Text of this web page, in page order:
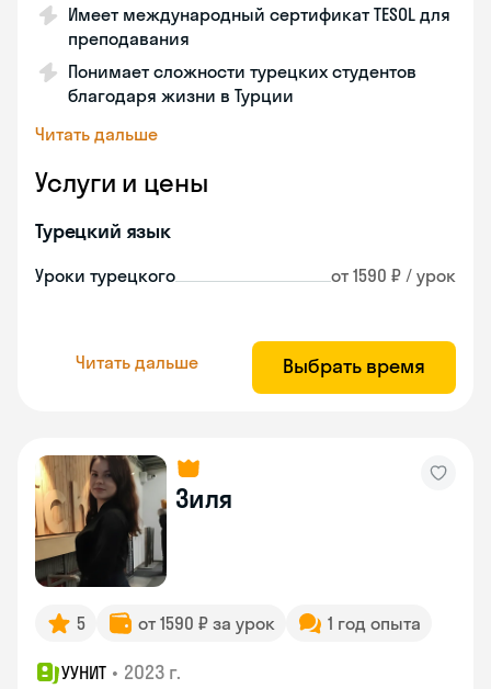
Имеет международный сертификат TESOL для
преподавания
Понимает сложности турецких студентов
благодаря жизни в Турции
Читать дальше
Услуги и цены
Турецкий язык
Уроки турецкого от 1590 ₽ / урок
Читать дальше Выбрать время
Зиля
5 от 1590 ₽ за урок 1 год опыта
УУНИТ • 2023 г.